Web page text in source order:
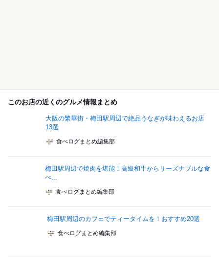
このお店の近くのグルメ情報まとめ
大阪の繁華街・梅田駅周辺で絶品うなぎが味わえるお店
13選
食べログまとめ編集部
梅田駅周辺で焼肉を堪能！高級和牛からリーズナブルな食
べ...
食べログまとめ編集部
梅田駅周辺のカフェでティータイムを！おすすめ20選
食べログまとめ編集部